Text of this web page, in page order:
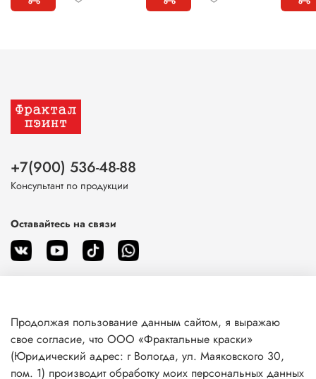
О магазине
Клиентам
+7(900) 536-48-88
Консультант по продукции
Оставайтесь на связи
Продолжая пользование данным сайтом, я выражаю
свое согласие, что ООО «Фрактальные краски»
(Юридический адрес: г Вологда, ул. Маяковского 30,
пом. 1) производит обработку моих персональных данных